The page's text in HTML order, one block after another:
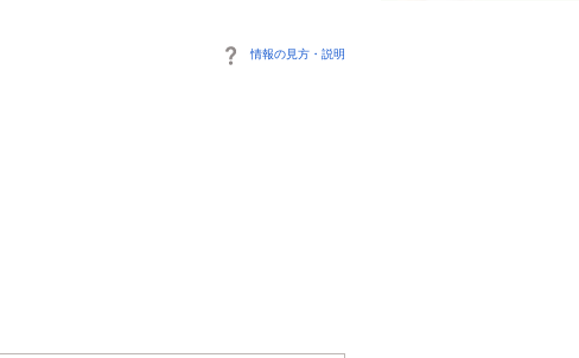
情報の見方・説明